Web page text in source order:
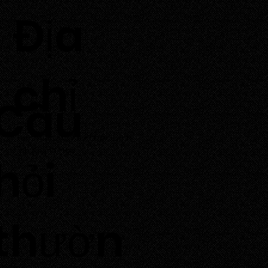
​Địa
chỉ
Thôn Tuấn Tú, Xã Phước Dinh,
Tỉnh Khánh Hoà